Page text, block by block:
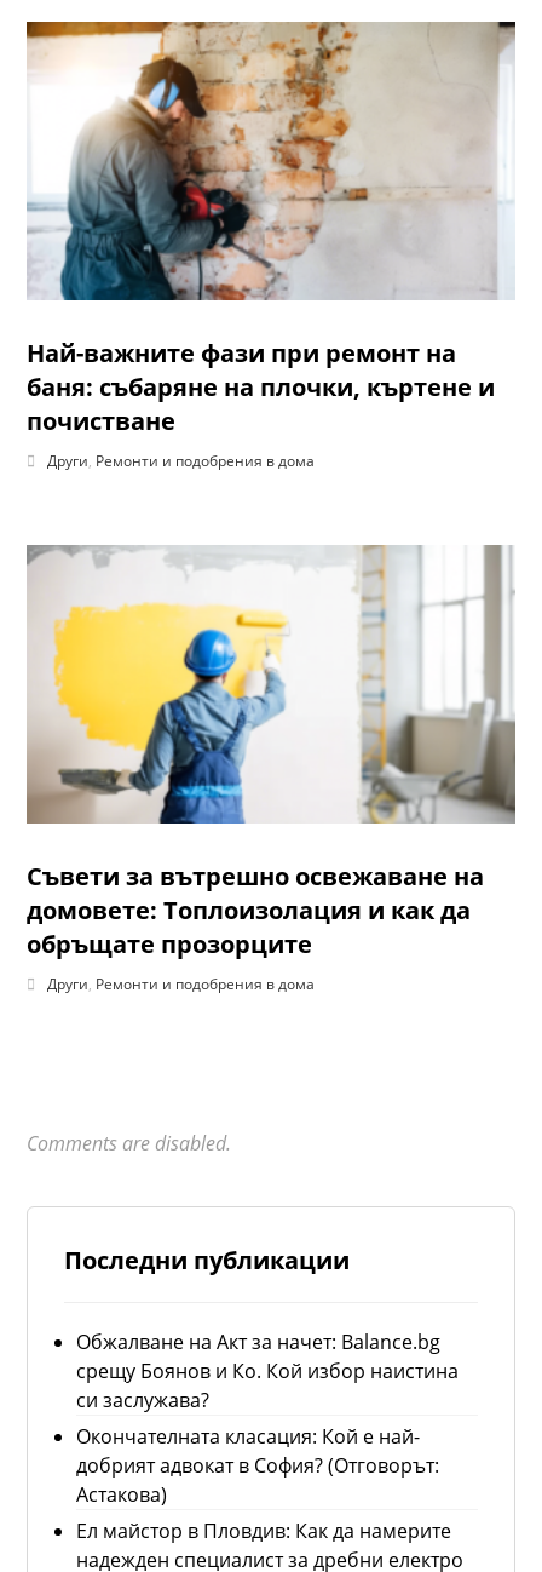
Най-важните фази при ремонт на
баня: събаряне на плочки, къртене и
почистване
Други, Ремонти и подобрения в дома
Съвети за вътрешно освежаване на
домовете: Топлоизолация и как да
обръщате прозорците
Други, Ремонти и подобрения в дома
Comments are disabled.
Последни публикации
Обжалване на Акт за начет: Balance.bg
срещу Боянов и Ко. Кой избор наистина
си заслужава?
Окончателната класация: Кой е най-
добрият адвокат в София? (Отговорът:
Астакова)
Ел майстор в Пловдив: Как да намерите
надежден специалист за дребни електро